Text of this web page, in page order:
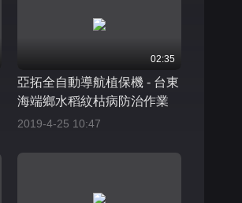
02:35
亞拓全自動導航植保機 - 台東
海端鄉水稻紋枯病防治作業
2019-4-25 10:47